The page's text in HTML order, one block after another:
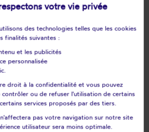
Melgven
Mespaul
Moëlan-sur-mer
Motreff
Peumérit
Pleuven
Pleyber-christ
votre vie privée
des technologies telles que les cookies
finalités suivantes :
et les publicités
personnalisée
droit à la confidentialité et vous pouvez
contrôler ou de refuser l'utilisation de certains
services proposés par des tiers.
pas votre navigation sur notre site
utilisateur sera moins optimale.